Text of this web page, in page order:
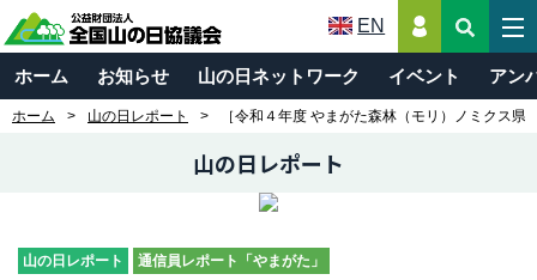
EN
ホーム お知らせ 山の日ネットワーク イベント アン
ホーム 山の日レポート ［令和４年度 やまがた森林（モリ）ノミクス
山の日レポート
山の日レポート 通信員レポート「やまがた」